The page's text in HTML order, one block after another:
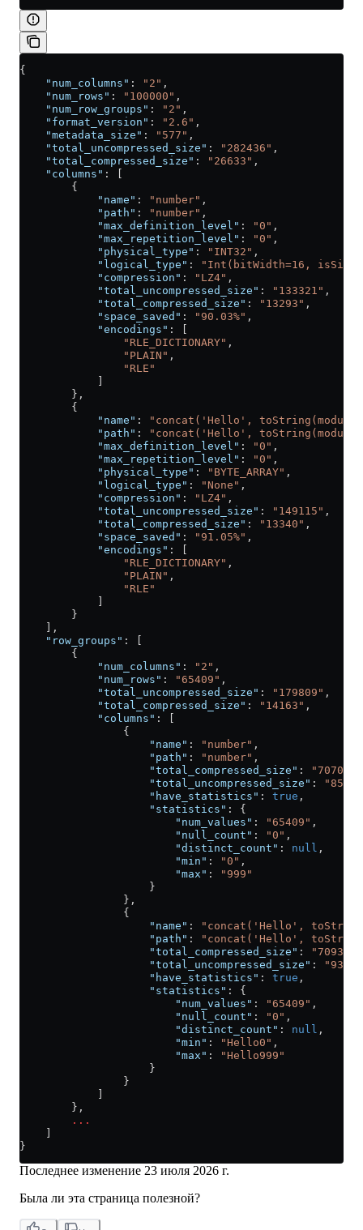
{
    "num_columns"
: "2" ,
    "num_rows"
: "100000" ,
    "num_row_groups"
: "2" ,
    "format_version"
: "2.6" ,
    "metadata_size"
: "577" ,
    "total_uncompressed_size"
: "282436" ,
    "total_compressed_size"
: "26633" ,
    "columns"
: [
        {
            "name"
: "number" ,
            "path"
: "number" ,
            "max_definition_level"
: "0" ,
            "max_repetition_level"
: "0" ,
            "physical_type"
: "INT32" ,
            "logical_type"
:
"Int(bitWidth=16,
            "compression"
: "LZ4" ,
            "total_uncompressed_size"
: "133321" ,
            "total_compressed_size"
: "13293" ,
            "space_saved"
: "90.03%" ,
            "encodings"
: [
                "RLE_DICTIONARY"
,
                "PLAIN"
,
                "RLE"
        },
        {
            "name"
:
"concat('Hello',
            "path"
:
"concat('Hello',
            "max_definition_level"
: "0" ,
            "max_repetition_level"
: "0" ,
            "physical_type"
: "BYTE_ARRAY" ,
            "logical_type"
: "None" ,
            "compression"
: "LZ4" ,
            "total_uncompressed_size"
: "149115" ,
            "total_compressed_size"
: "13340" ,
            "space_saved"
: "91.05%" ,
            "encodings"
: [
                "RLE_DICTIONARY"
,
                "PLAIN"
,
                "RLE"
        }
    ],
    "row_groups"
: [
        {
            "num_columns"
: "2" ,
            "num_rows"
: "65409" ,
            "total_uncompressed_size"
: "179809" ,
            "total_compressed_size"
: "14163" ,
            "columns"
: [
                {
                    "name"
: "number" ,
                    "path"
: "number" ,
                    "total_compressed_size"
: "7070"
                    "total_uncompressed_size"
:
                    "have_statistics"
: true ,
                    "statistics"
: {
                        "num_values"
: "65409" ,
                        "null_count"
: "0" ,
                        "distinct_count"
: null ,
                        "min"
: "0" ,
                        "max"
:
"999"
                    }
                },
                {
                    "name"
:
"concat('Hello',
                    "path"
:
"concat('Hello',
                    "total_compressed_size"
: "7093"
                    "total_uncompressed_size"
:
                    "have_statistics"
: true ,
                    "statistics"
: {
                        "num_values"
: "65409" ,
                        "null_count"
: "0" ,
                        "distinct_count"
: null ,
                        "min"
: "Hello0" ,
                        "max"
:
"Hello999"
                    }
                }
        },
        ...
}
Последнее изменение 23 июля 2026 г.
Была ли эта страница полезной?